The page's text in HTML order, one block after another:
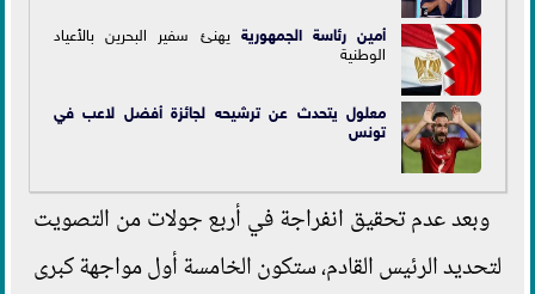
أمينرئاسة الجمهورية يهنئ سفير البحرين بالأعياد
الوطنية
معلول يتحدث عن ترشيحه لجائزة أفضل لاعب في
تونس
وبعد عدم تحقيق انفراجة في أربع جولات من التصويت
لتحديد الرئيس القادم، ستكون الخامسة أول مواجهة كبرى